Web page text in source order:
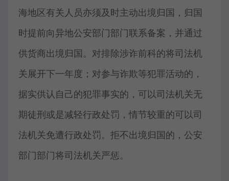
海地区有关人员亦须及时主动出境归国，归国
时提前向异地公安部门部门联系备案，并通过
供货商出境归国。对排除涉诈前科的将司法机
关展开下一年度；对参与诈欺等犯罪活动的，
据实供认自己的犯罪事实的，可以司法机关无
期徒刑或是减轻行政处罚，情节较重的可以司
法机关免遭行政处罚。拒不出境归国的，公安
部门部门将司法机关严惩。